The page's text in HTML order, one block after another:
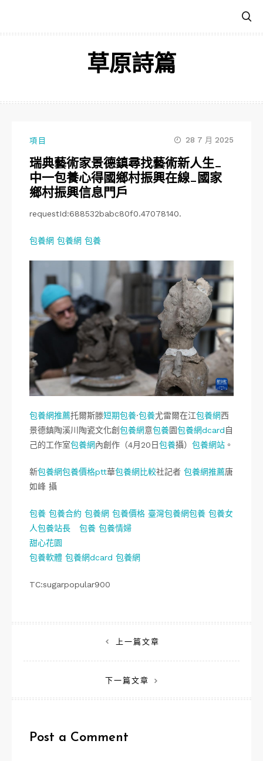
主
草原詩篇
項目 28 7 月 2025
瑞典藝術家景德鎮尋找藝術新人生_
中一包養心得國鄉村振興在線_國家
鄉村振興信息門戶
requestId:688532babc80f0.47078140.
包養網 包養網 包養
包養網推薦托爾斯滕短期包養·包養尤雷爾在江包養網西
景德鎮陶溪川陶瓷文化創 包養網意包養園包養網dcard自
己的工作室包養網內創作（4月20日包養攝） 包養網站 。
新包養網包養價格ptt華包養網比較社記者 包養網推薦唐
如峰 攝
包養 包養合約 包養網 包養價格 臺灣包養網包養 包養女
人包養站長 包養 包養情婦
甜心花園
包養軟體 包養網dcard 包養網
TC:sugarpopular900
章
上一篇文章
下一篇文章
Post a Comment